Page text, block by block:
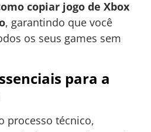
copiar jogo de Xbox
, garantindo que você
os seus games sem
para a
processo técnico,